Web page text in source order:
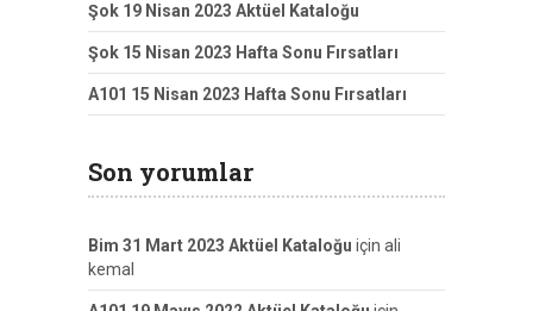
Şok 19 Nisan 2023 Aktüel Kataloğu
Şok 15 Nisan 2023 Hafta Sonu Fırsatları
A101 15 Nisan 2023 Hafta Sonu Fırsatları
Son yorumlar
Bim 31 Mart 2023 Aktüel Kataloğu için ali
kemal